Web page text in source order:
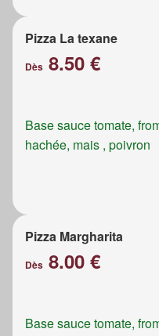
Pizza La texane
Dès 8.50 €
Base sauce tomate,
hachée, mais , poivron
Pizza Margharita
Dès 8.00 €
Base sauce tomate,